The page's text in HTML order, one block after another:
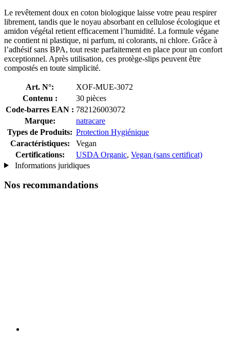
Le revêtement doux en coton biologique laisse votre peau respirer
librement, tandis que le noyau absorbant en cellulose écologique et
amidon végétal retient efficacement l’humidité. La formule végane
ne contient ni plastique, ni parfum, ni colorants, ni chlore. Grâce à
l’adhésif sans BPA, tout reste parfaitement en place pour un confort
exceptionnel. Après utilisation, ces protège-slips peuvent être
compostés en toute simplicité.
Art. N°:
XOF-MUE-3072
Contenu :
30 pièces
Code-barres EAN : 782126003072
Marque:
natracare
Types de Produits: Protection Hygiénique
Caractéristiques:
Vegan
Certifications:
USDA Organic, Vegan (sans certificat)
Informations juridiques
Nos recommandations